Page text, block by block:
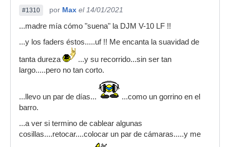
#1310 por Max el 14/01/2021
...madre mía cómo "suena" la DJM V-10 LF !!
...y los faders éstos.....uf !! Me encanta la suavidad de
tanta dureza
...y su recorrido...sin ser tan
largo.....pero no tan corto.
...llevo un par de días...
...como un gorrino en el
barro.
...a ver si termino de cablear algunas
cosillas....retocar....colocar un par de cámaras.....y me